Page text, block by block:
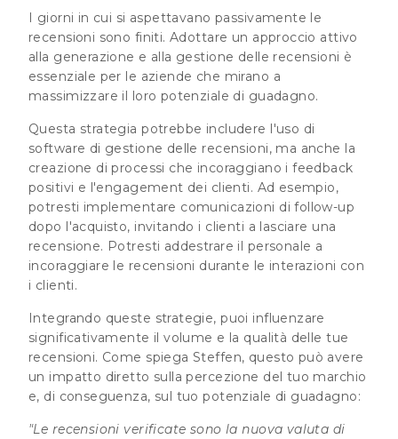
I giorni in cui si aspettavano passivamente le
recensioni sono finiti. Adottare un approccio attivo
alla generazione e alla gestione delle recensioni è
essenziale per le aziende che mirano a
massimizzare il loro potenziale di guadagno.
Questa strategia potrebbe includere l'uso di
software di gestione delle recensioni, ma anche la
creazione di processi che incoraggiano i feedback
positivi e l'engagement dei clienti. Ad esempio,
potresti implementare comunicazioni di follow-up
dopo l'acquisto, invitando i clienti a lasciare una
recensione. Potresti addestrare il personale a
incoraggiare le recensioni durante le interazioni con
i clienti.
Integrando queste strategie, puoi influenzare
significativamente il volume e la qualità delle tue
recensioni. Come spiega Steffen, questo può avere
un impatto diretto sulla percezione del tuo marchio
e, di conseguenza, sul tuo potenziale di guadagno:
"Le recensioni verificate sono la nuova valuta di